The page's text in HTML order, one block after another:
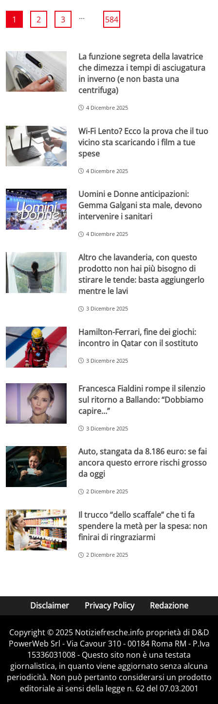
1 2 3 ... 584
La funzione segreta della lavatrice
che dimezza i tempi di asciugatura
in inverno (e non basta una
centrifuga)
4 Dicembre 2025
Wi-Fi Lento? Ecco la prova che il tuo
vicino sta scaricando i film a tue
spese
4 Dicembre 2025
Uomini e Donne anticipazioni:
Gemma Galgani sta male, devono
intervenire i sanitari
4 Dicembre 2025
Altro che lavanderia, con questo
prodotto non hai più bisogno di
stirare le tende: basta aggiungerlo
mentre le lavi
3 Dicembre 2025
Hamilton-Ferrari, fine dei giochi:
incontro in Qatar con il sostituto
3 Dicembre 2025
Francesca Fialdini rompe il silenzio
sul ritorno a Ballando: “Dobbiamo
capire…”
3 Dicembre 2025
Auto, stangata da 8.186 euro: se fai
ancora questo errore rischi grosso
da oggi
2 Dicembre 2025
Il trucco “dello scaffale” che ti fa
spendere la metà per la spesa: non
finirai di ringraziarmi
2 Dicembre 2025
Disclaimer Privacy Policy Redazione
Copyright © 2025 Notiziefresche.info proprietà di D&D
PowerWeb Srl - Via Cavour 310 - 00184 Roma RM - P.Iva
15336031008 - Questo sito non è una testata
giornalistica, in quanto viene aggiornato senza alcuna
periodicità. Non può pertanto considerarsi un prodotto
editoriale ai sensi della legge n. 62 del 07.03.2001